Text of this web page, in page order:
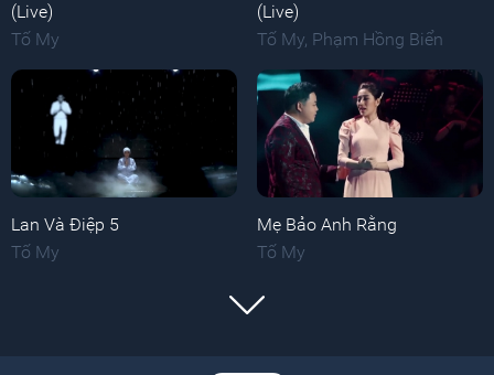
(Live)
Tố My
(Live)
Tố My, Phạm Hồng Biển
Lan Và Điệp 5
Tố My
Mẹ Bảo Anh Rằng
Tố My